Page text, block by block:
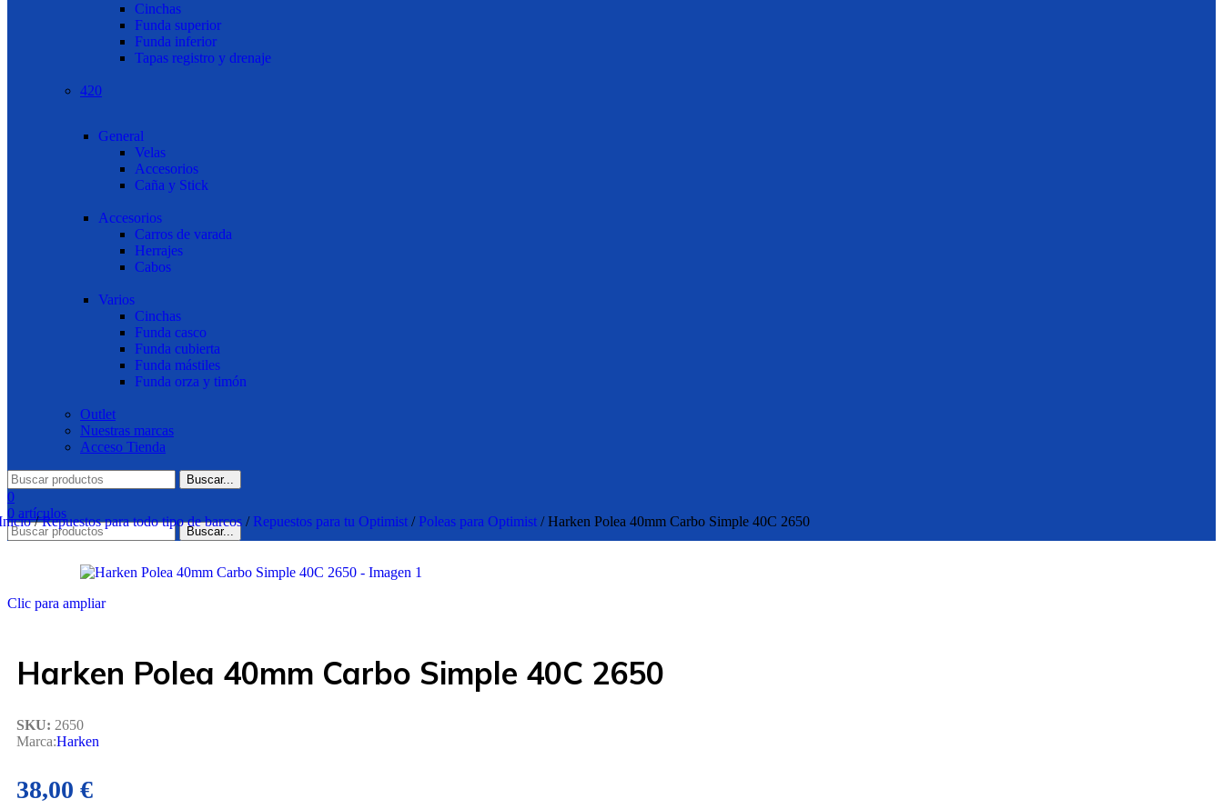
Cinchas
Funda superior
Funda inferior
Tapas registro y drenaje
420
General
Velas
Accesorios
Caña y Stick
Accesorios
Carros de varada
Herrajes
Cabos
Varios
Cinchas
Funda casco
Funda cubierta
Funda mástiles
Funda orza y timón
Outlet
Nuestras marcas
Acceso Tienda
Buscar...
0
0 artículos
Buscar...
/ Repuestos para todo tipo de barcos / Repuestos para tu Optimist / Poleas para Optimist / Harken Polea 40mm Carbo Simple 40C 2650
Clic para ampliar
Harken Polea 40mm Carbo Simple 40C 2650
SKU: 2650
Marca:Harken
38,00 €